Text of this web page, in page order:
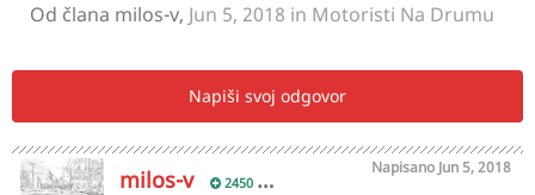
Od člana milos-v, Jun 5, 2018 in Motoristi Na Drumu
Napiši svoj odgovor
milos-v 2450
Napisano Jun 5, 2018